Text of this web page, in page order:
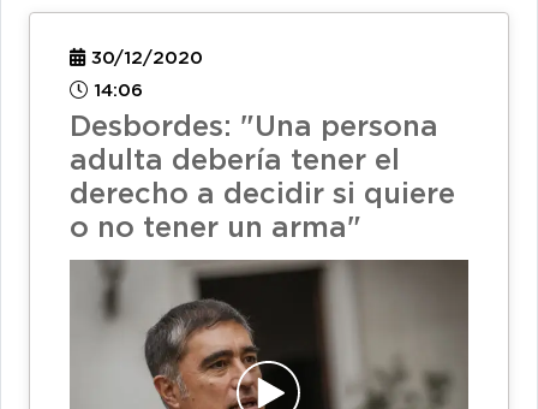
30/12/2020
14:06
Desbordes: "Una persona
adulta debería tener el
derecho a decidir si quiere
o no tener un arma"